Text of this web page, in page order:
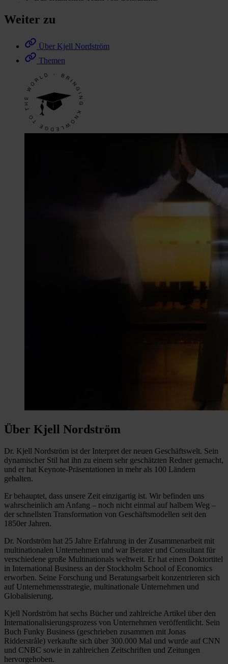
Weiter zu
Über Kjell Nordström
Themen
Über Kjell Nordström
Dr. Kjell Nordström ist der Interpret der neuen Geschäftswelt. Sein
dynamischer Stil hat ihn zu einem sehr geschätzten Redner gemacht,
und er hat Keynote-Präsentationen in mehr als 100 Ländern
gehalten.
Er behauptet, dass unsere Zeit einzigartig ist. Wir befinden uns
wahrscheinlich am Anfang – noch nicht einmal auf halbem Weg –
der schnellsten Transformation von Geschäftsmodellen seit den
1850er Jahren.
Dr. Nordström hat 25 Jahre Erfahrung in der Zusammenarbeit mit
multinationalen Unternehmen und war Berater und Consultant für
verschiedene große Multinationals weltweit. Er hat einen Doktortitel
in International Business an der Stockholm School of Economics
erworben. Seine Forschung und Beratungsarbeit konzentrieren sich
auf Unternehmensstrategie, multinationale Unternehmen und
Globalisierung.
Kjell Nordström hat sechs Bücher und zahlreiche Artikel über den
Internationalisierungsprozess von Unternehmen veröffentlicht. Sein
Buch Funky Business (geschrieben zusammen mit Jonas
Ridderstråle) verkaufte sich über 300.000 Mal und wurde auf CNN
und CNBC sowie in zahlreichen Zeitschriften und Zeitungen
hervorgehoben.